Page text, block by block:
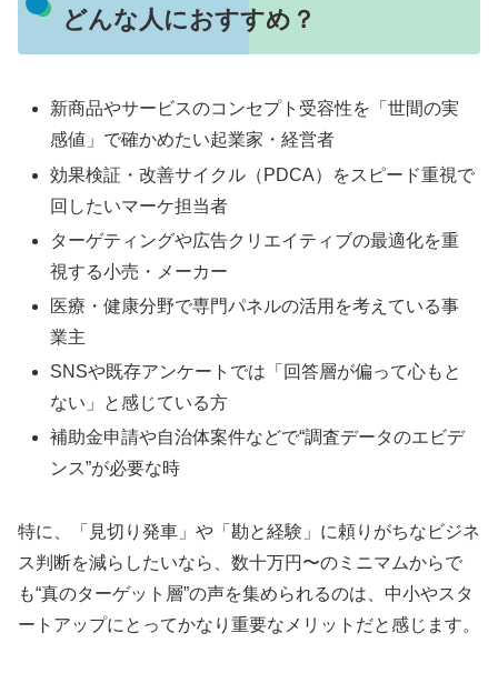
どんな人におすすめ？
新商品やサービスのコンセプト受容性を「世間の実
感値」で確かめたい起業家・経営者
効果検証・改善サイクル（PDCA）をスピード重視で
回したいマーケ担当者
ターゲティングや広告クリエイティブの最適化を重
視する小売・メーカー
医療・健康分野で専門パネルの活用を考えている事
業主
SNSや既存アンケートでは「回答層が偏って心もと
ない」と感じている方
補助金申請や自治体案件などで“調査データのエビデ
ンス”が必要な時
特に、「見切り発車」や「勘と経験」に頼りがちなビジネ
ス判断を減らしたいなら、数十万円〜のミニマムからで
も“真のターゲット層”の声を集められるのは、中小やスタ
ートアップにとってかなり重要なメリットだと感じます。